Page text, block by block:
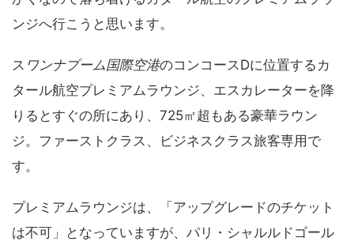
ンジへ行こうと思います。
ス ワンナプーム国際空港のコンコースDに位置するカ
タール航空プレミアムラウンジ、エスカレーターを降
りるとすぐの所にあり、725㎡超もある豪華ラウン
ジ。ファーストクラス、ビジネスクラス旅客専用で
す。
プレミアムラウンジは、「アップグレードのチケット
は不可」となっていますが、パリ・シャルルドゴール